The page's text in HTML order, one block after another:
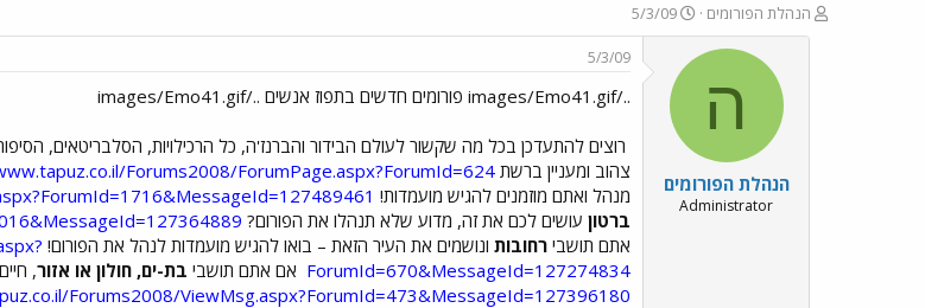
פ
ו
הנהלת הפורומים
פ
ו
ס
ם
ב
ת
ר
5/3/09
ה
הנהלת הפורומים
Administrator
5/3/09
../images/Emo41.gif פורומים חדשים בתפוז אנשים ../images/Emo41.gif
רוצים להתעדכן בכל מה שקשור לעולם הבידור והברנז'ה, כל הרכילויות, הסלבריטאים,
צהוב ומעניין ברשת Forums2008/ForumPage.aspx?ForumId=624
מנהל ואתם מוזמנים להגיש מועמדות!
ברטון עושים לכם את זה, מדוע שלא תנהלו את הפורום?
אתם תושבי רחובות ונושמים את העיר הזאת – בואו להגיש מועמדות לנהל את הפורום!
ForumId=670&MessageId=127274834 אם אתם תושבי בת-ים, חולון או אזור,
Forums2008/ViewMsg.aspx?ForumId=473&MessageId=127396180